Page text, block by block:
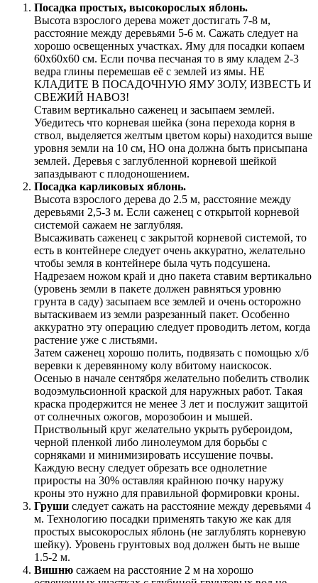
Посадка простых, высокорослых яблонь.
Высота взрослого дерева может достигать 7-8 м,
расстояние между деревьями 5-6 м. Сажать следует на
хорошо освещенных участках. Яму для посадки копаем
60х60х60 см. Если почва песчаная то в яму кладем 2-3
ведра глины перемешав её с землей из ямы. НЕ
КЛАДИТЕ В ПОСАДОЧНУЮ ЯМУ ЗОЛУ, ИЗВЕСТЬ И
СВЕЖИЙ НАВОЗ!
Ставим вертикально саженец и засыпаем землей.
Убедитесь что корневая шейка (зона перехода корня в
ствол, выделяется желтым цветом коры) находится выше
уровня земли на 10 см, НО она должна быть присыпана
землей. Деревья с заглубленной корневой шейкой
запаздывают с плодоношением.
Посадка карликовых яблонь.
Высота взрослого дерева до 2.5 м, расстояние между
деревьями 2,5-З м. Если саженец с открытой корневой
системой сажаем не заглубляя.
Высаживать саженец с закрытой корневой системой, то
есть в контейнере следует очень аккуратно, желательно
чтобы земля в контейнере была чуть подсушена.
Надрезаем ножом край и дно пакета ставим вертикально
(уровень земли в пакете должен равняться уровню
грунта в саду) засыпаем все землей и очень осторожно
вытаскиваем из земли разрезанный пакет. Особенно
аккуратно эту операцию следует проводить летом, когда
растение уже с листьями.
Затем саженец хорошо полить, подвязать с помощью х/б
веревки к деревянному колу вбитому наискосок.
Осенью в начале сентября желательно побелить стволик
водоэмульсионной краской для наружных работ. Такая
краска продержится не менее 3 лет и послужит защитой
от солнечных ожогов, морозобоин и мышей.
Приствольный круг желательно укрыть рубероидом,
черной пленкой либо линолеумом для борьбы с
сорняками и минимизировать иссушение почвы.
Каждую весну следует обрезать все однолетние
приросты на 30% оставляя крайнюю почку наружу
кроны это нужно для правильной формировки кроны.
Груши следует сажать на расстояние между деревьями 4
м. Технологию посадки применять такую же как для
простых высокорослых яблонь (не заглублять корневую
шейку). Уровень грунтовых вод должен быть не выше
1.5-2 м.
Вишню сажаем на расстояние 2 м на хорошо